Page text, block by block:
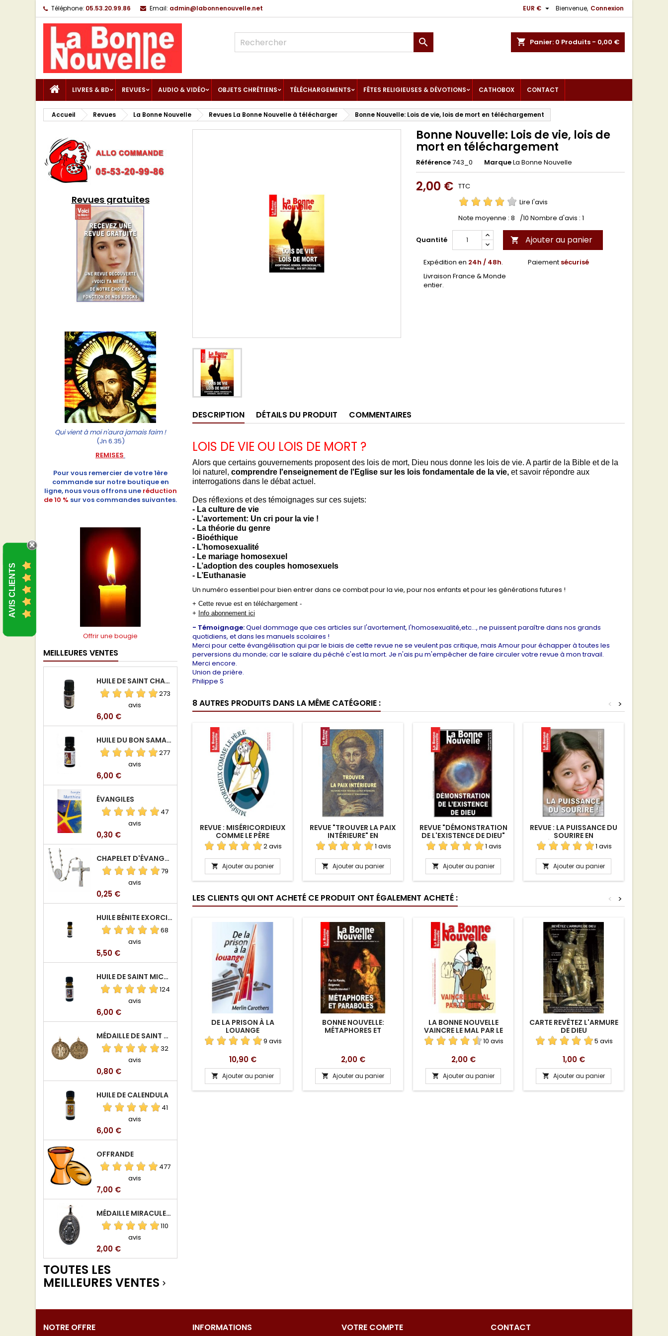
Téléphone: 05.53.20.99.86 Email: admin@labonnenouvelle.net Bienvenue, Connexion
EUR € 
shopping_cart Panier: 0 Produits - 0,00 €

LIVRES & BD REVUES AUDIO & VIDÉO OBJETS CHRÉTIENS TÉLÉCHARGEMENTS FÊTES RELIGIEUSES & DÉVOTIONS CATHOBOX CONTACT
Accueil Revues La Bonne Nouvelle Revues La Bonne Nouvelle à télécharger Bonne Nouvelle: Lois de vie, lois de mort en téléchargement
Revues gratuites
Qui vient à moi n'aura jamais faim !
(Jn 6.35)
REMISES
Pour vous remercier de votre 1ère
commande sur notre boutique en
ligne, nous vous offrons une réduction
de 10 % sur vos commandes suivantes.
Offrir une bougie
MEILLEURES VENTES
HUILE DE SAINT CHARBEL
273
avis
Prix
6,00 €
HUILE DU BON SAMARITAIN
277
avis
Prix
6,00 €
ÉVANGILES
47
avis
Prix
0,30 €
CHAPELET D'ÉVANGÉLISATION
79
avis
Prix
0,25 €
HUILE BÉNITE EXORCISÉE
68
avis
Prix
5,50 €
HUILE DE SAINT MICHEL ARCHANGE
124
avis
Prix
6,00 €
MÉDAILLE DE SAINT BENOIT EN ALUMINIUM
32
avis
Prix
0,80 €
HUILE DE CALENDULA
41
avis
Prix
6,00 €
OFFRANDE
477
avis
Prix
7,00 €
MÉDAILLE MIRACULEUSE DE VIERGE DE LA RUE DU BAC
110
avis
Prix
2,00 €
TOUTES LES
MEILLEURES VENTES 
Bonne Nouvelle: Lois de vie, lois de
mort en téléchargement
Référence743_0 MarqueLa Bonne Nouvelle
2,00 € TTC
Lire l'avis
Note moyenne : 8 /10 Nombre d'avis : 1
Quantité  Ajouter au panier
Expédition en 24h / 48h.
Livraison France & Monde
entier.
Paiement sécurisé
DESCRIPTION DÉTAILS DU PRODUIT COMMENTAIRES
LOIS DE VIE OU LOIS DE MORT ?
Alors que certains gouvernements proposent des lois de mort, Dieu nous donne les lois de vie. A partir de la Bible et de la
loi naturel, comprendre l'enseignement de l'Eglise sur les lois fondamentale de la vie, et savoir répondre aux
interrogations dans le débat actuel.
Des réflexions et des témoignages sur ces sujets:
- La culture de vie
- L’avortement: Un cri pour la vie !
- La théorie du genre
- Bioéthique
- L’homosexualité
- Le mariage homosexuel
- L’adoption des couples homosexuels
- L’Euthanasie
Un numéro essentiel pour bien entrer dans ce combat pour la vie, pour nos enfants et pour les générations futures !
+ Cette revue est en téléchargement -
+ Info abonnement ici
- Témoignage:Quel dommage que ces articles sur l'avortement, l'homosexualité,etc..., ne puissent paraître dans nos grands
quotidiens, et dans les manuels scolaires !
Merci pour cette évangélisation qui par le biais de cette revue ne se veulent pas critique, mais Amour pour échapper à toutes les
perversions du monde; car le salaire du péché c'est la mort. Je n'ais pu m'empêcher de faire circuler votre revue à mon travail.
Merci encore.
Union de prière.
Philippe S
8 AUTRES PRODUITS DANS LA MÊME CATÉGORIE : >
<
REVUE : MISÉRICORDIEUX
COMME LE PÈRE
TÉLÉCHARGEMENT
2 avis
 Ajouter au panier
REVUE "TROUVER LA PAIX
INTÉRIEURE" EN
TÉLÉCHARGEMENT
1 avis
 Ajouter au panier
REVUE "DÉMONSTRATION
DE L'EXISTENCE DE DIEU"
EN TÉLÉCHARGEMENT
1 avis
 Ajouter au panier
REVUE : LA PUISSANCE DU
SOURIRE EN
TÉLÉCHARGEMENT
1 avis
 Ajouter au panier
LES CLIENTS QUI ONT ACHETÉ CE PRODUIT ONT ÉGALEMENT ACHETÉ : >
<
DE LA PRISON À LA
LOUANGE
9 avis
Prix
10,90 €
 Ajouter au panier
BONNE NOUVELLE:
MÉTAPHORES ET
Prix
2,00 €
 Ajouter au panier
LA BONNE NOUVELLE
VAINCRE LE MAL PAR LE
BIEN EN TÉLÉCHARGEMENT
10 avis
Prix
2,00 €
 Ajouter au panier
CARTE REVÊTEZ L'ARMURE
DE DIEU
5 avis
Prix
1,00 €
 Ajouter au panier
NOTRE OFFRE INFORMATIONS VOTRE COMPTE CONTACT
AVIS CLIENTS